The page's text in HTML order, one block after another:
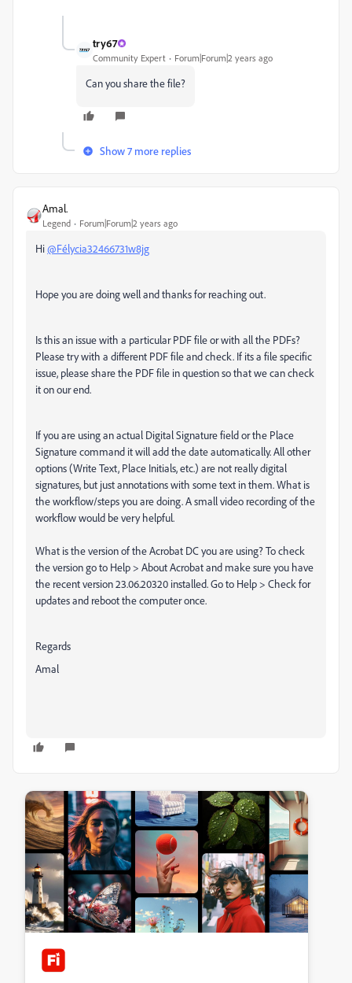
try67
Community Expert Forum|Forum|2 years ago
Can you share the file?
Show 7 more replies
Amal.
Legend Forum|Forum|2 years ago
Hi@Félycia32466731w8jg
Hope you are doing well and thanks for reaching out.
Is this an issue with a particular PDF file or with all the PDFs?
Please try with a different PDF file and check. If its a file specific
issue, please share the PDF file in question so that we can check
it on our end.
If you are using an actual Digital Signature field or the Place
Signature command it will add the date automatically. All other
options (Write Text, Place Initials, etc.) are not really digital
signatures, but just annotations with some text in them. What is
the workflow/steps you are doing. A small video recording of the
workflow would be very helpful.
What is the version of the Acrobat DC you are using? To check
the version go to Help > About Acrobat and make sure you have
the recent version 23.06.20320 installed. Go to Help > Check for
updates and reboot the computer once.
Regards
Amal